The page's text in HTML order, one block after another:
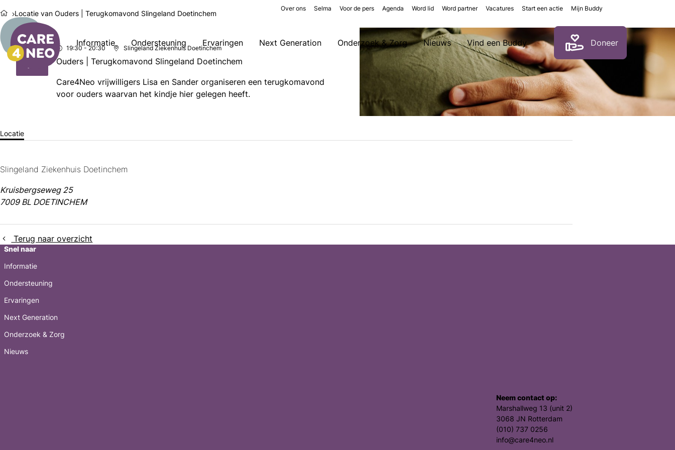
Informatie Ondersteuning Ervaringen Next Generation Onderzoek & Zorg Nieuws Vind een Buddy Doneer
Over ons Selma Voor de pers Agenda Word lid Word partner Vacatures Start een actie Mijn Buddy
Locatie van Ouders | Terugkomavond Slingeland Doetinchem
wo
16
19:30 - 20:30 Slingeland Ziekenhuis Doetinchem
Ouders | Terugkomavond Slingeland Doetinchem
Care4Neo vrijwilligers Lisa en Sander organiseren een terugkomavond
voor ouders waarvan het kindje hier gelegen heeft.
Locatie
Slingeland Ziekenhuis Doetinchem
Kruisbergseweg 25
7009 BL DOETINCHEM
Terug naar overzicht
Snel naar
Informatie
Ondersteuning
Ervaringen
Next Generation
Onderzoek & Zorg
Nieuws
Neem contact op:
Marshallweg 13 (unit 2)
3068 JN Rotterdam
(010) 737 0256
info@care4neo.nl